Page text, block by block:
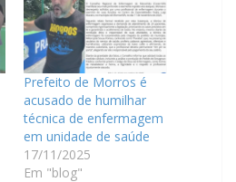
Prefeito de Morros é
acusado de humilhar
técnica de enfermagem
em unidade de saúde
17/11/2025
Em "blog"